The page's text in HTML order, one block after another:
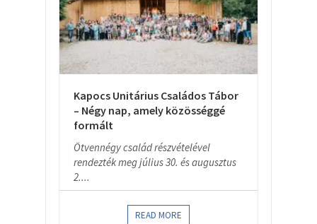
Kapocs Unitárius Családos Tábor
– Négy nap, amely közösséggé
formált
Ötvennégy család részvételével
rendezték meg július 30. és augusztus
2....
READ MORE